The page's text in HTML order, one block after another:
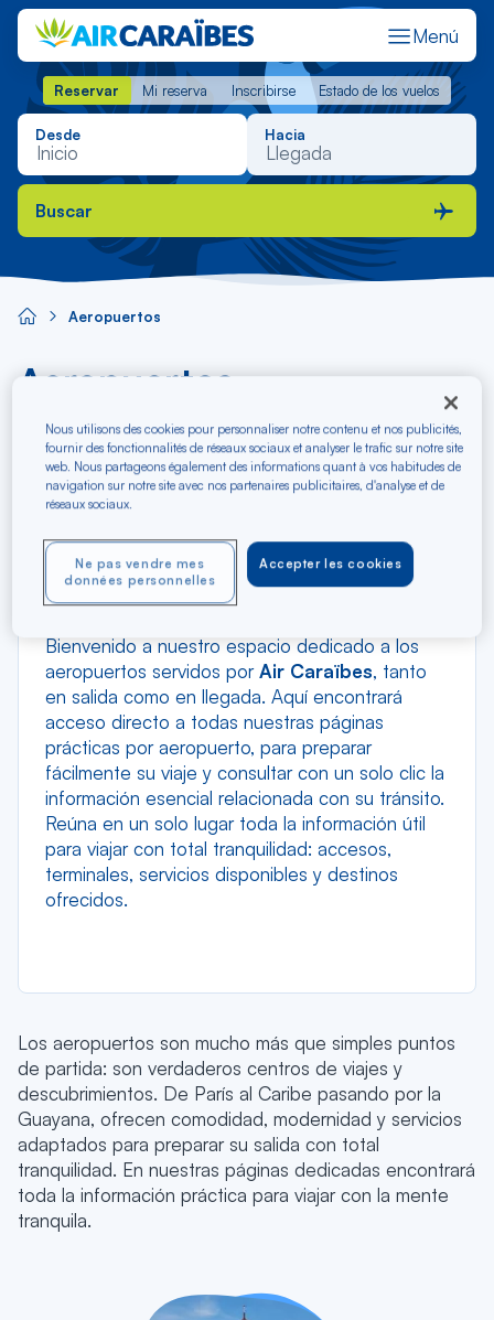
Menú
Reservar Mi reserva Inscribirse Estado de los vuelos
Reservar Mi reserva Inscribirse Estado de los vuelos
Desde Hacia
Buscar
Aeropuertos
Aeropuertos
Bienvenido a nuestro espacio dedicado a los
aeropuertos servidos porAir Caraïbes, tanto
en salida como en llegada. Aquí encontrará
acceso directo a todas nuestras páginas
prácticas por aeropuerto, para preparar
fácilmente su viaje y consultar con un solo clic la
información esencial relacionada con su tránsito.
Reúna en un solo lugar toda la información útil
para viajar con total tranquilidad: accesos,
terminales, servicios disponibles y destinos
ofrecidos.
Los aeropuertos son mucho más que simples puntos
de partida: son verdaderos centros de viajes y
descubrimientos. De París al Caribe pasando por la
Guayana, ofrecen comodidad, modernidad y servicios
adaptados para preparar su salida con total
tranquilidad. En nuestras páginas dedicadas encontrará
toda la información práctica para viajar con la mente
tranquila.
Nous utilisons des cookies pour personnaliser notre contenu et nos publicités,
fournir des fonctionnalités de réseaux sociaux et analyser le trafic sur notre site
web. Nous partageons également des informations quant à vos habitudes de
navigation sur notre site avec nos partenaires publicitaires, d'analyse et de
réseaux sociaux.
Accepter les cookies
Ne pas vendre mes
données personnelles